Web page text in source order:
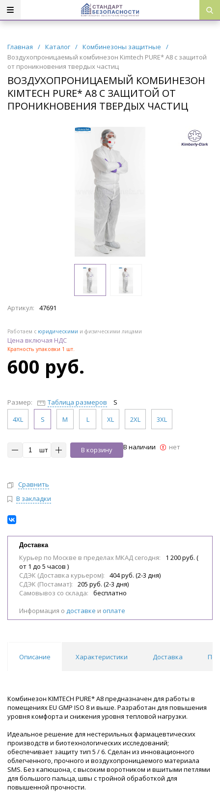
Главная / Каталог / Комбинезоны защитные
/
Воздухопроницаемый комбинезон Kimtech PURE* A8 с защитой
от проникновения твердых частиц
ВОЗДУХОПРОНИЦАЕМЫЙ КОМБИНЕЗОН
KIMTECH PURE* A8 С ЗАЩИТОЙ ОТ
ПРОНИКНОВЕНИЯ ТВЕРДЫХ ЧАСТИЦ
Артикул: 47691
Работаем с юридическими и физическими лицами
Цена включая НДС
Кратность упаковки 1 шт.
600 руб.
Размер: Таблица размеров
S
4XL
S M L XL 2XL 3XL
шт В корзину В наличии нет
Сравнить
В закладки
Доставка
Курьер по Москве в пределах МКАД сегодня:
1 200 руб. (
от 1 до 5 часов )
СДЭК (Доставка курьером):
404 руб. (2-3 дня)
СДЭК (Постамат):
205 руб. (2-3 дня)
Самовывоз со склада:
бесплатно
Информация о доставке и оплате
Описание Характеристики Доставка
Комбинезон KIMTECH PURE* A8 предназначен для работы в
помещениях EU GMP ISO 8 и выше. Разработан для повышения
уровня комфорта и снижения уровня тепловой нагрузки.
Идеальное решение для нестерильных фармацевтических
производств и биотехнологических исследований;
обеспечивает защиту тип 5 / 6. Сделан из инновационного
облегченного, прочного и воздухопроницаемого материала
SMS. Без капюшона, с высоким воротником и вшитыми петлями
для большого пальца, швы с тройной обработкой для
повышенной прочности.